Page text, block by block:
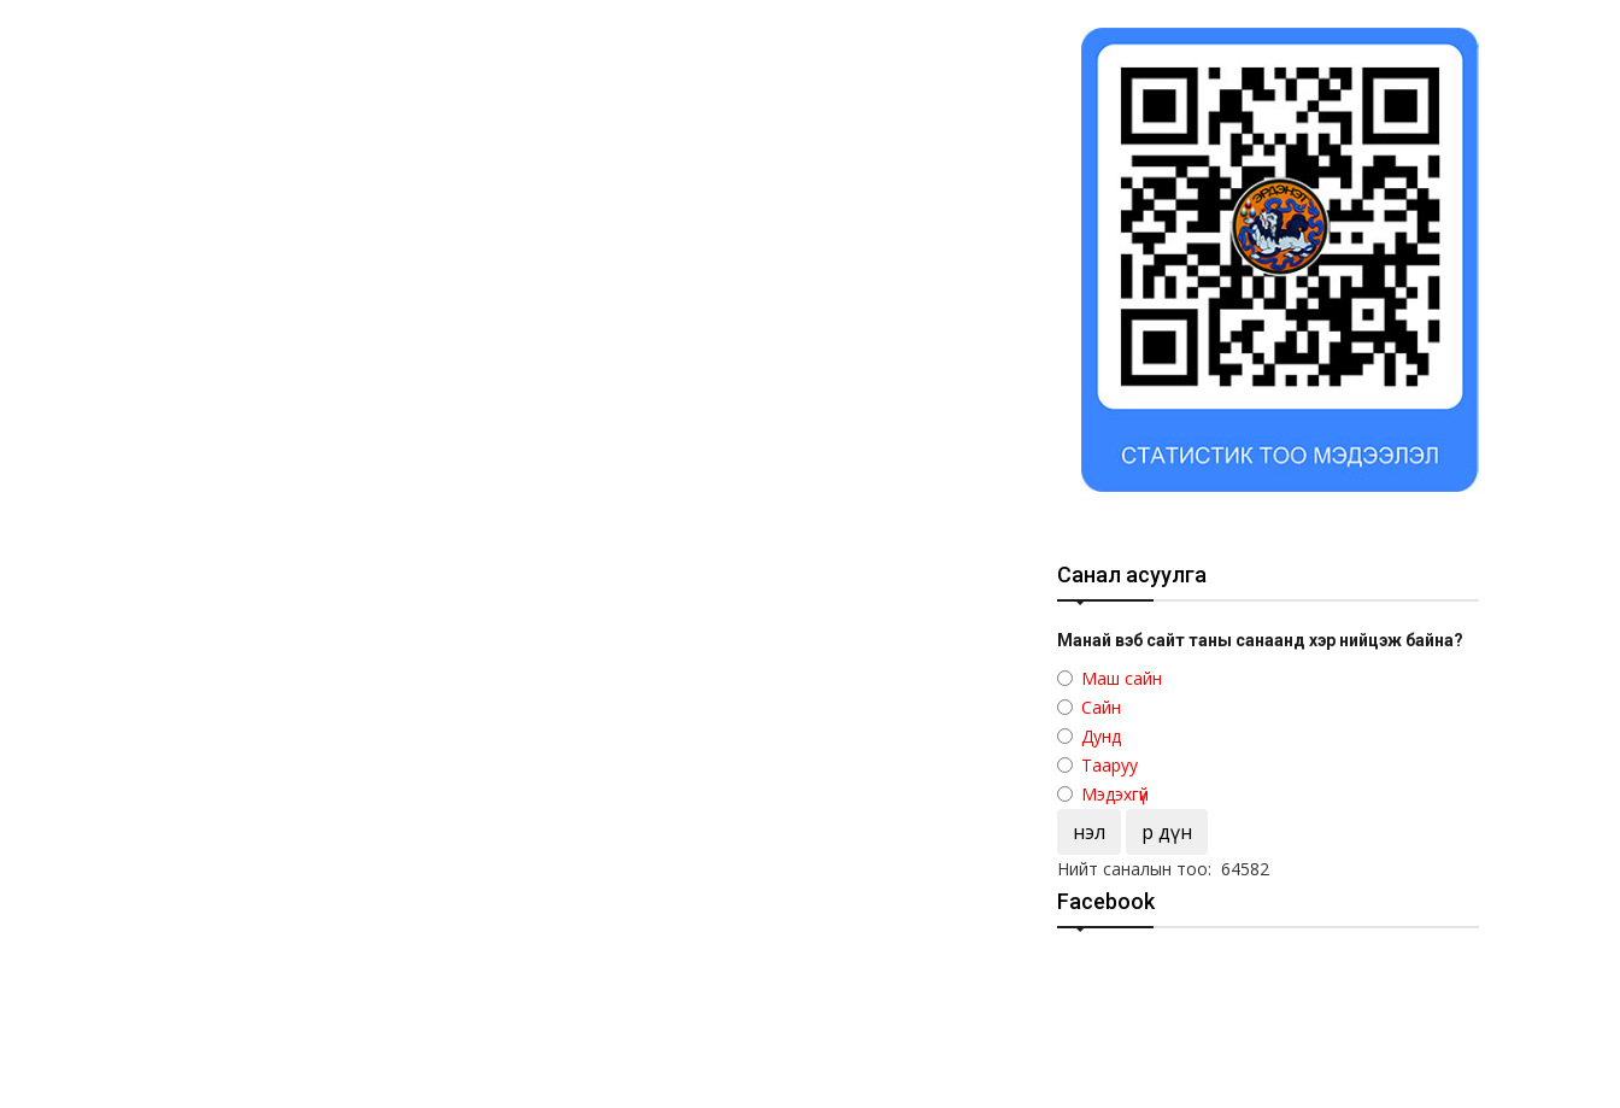
Санал асуулга
Манай вэб сайт таны санаанд хэр нийцэж байна?
Маш сайн
Сайн
Дунд
Тааруу
Мэдэхгүй
Үнэл Үр дүн
Нийт саналын тоо: 64582
Facebook